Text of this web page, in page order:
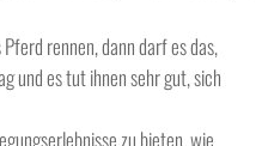
rennen, dann darf es das,
und es tut ihnen sehr gut, sich
zu bieten, wie